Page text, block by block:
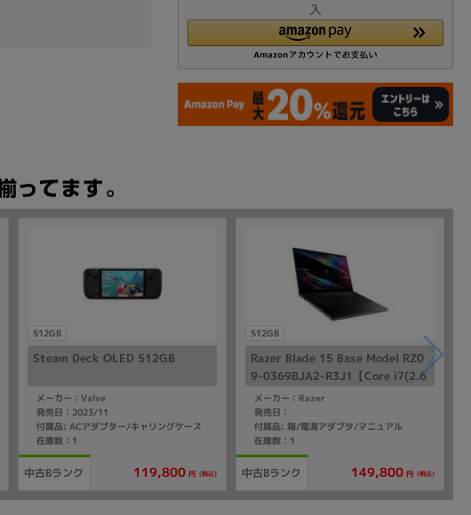
入
512GB
Steam Deck OLED 512GB
メーカー：Valve
発売日：2023/11
付属品: ACアダプター/キャリングケース
在庫数：1
中古Bランク 119,800 円 (税込)
512GB
Razer Blade 15 Base Model RZ0
9-0369BJA2-R3J1【Core i7(2.6
GHz)/16GB/512GB SSD/Win11
Home】
メーカー：Razer
発売日：
付属品: 箱/電源アダプタ/マニュアル
在庫数：1
中古Bランク 149,800 円 (税込)